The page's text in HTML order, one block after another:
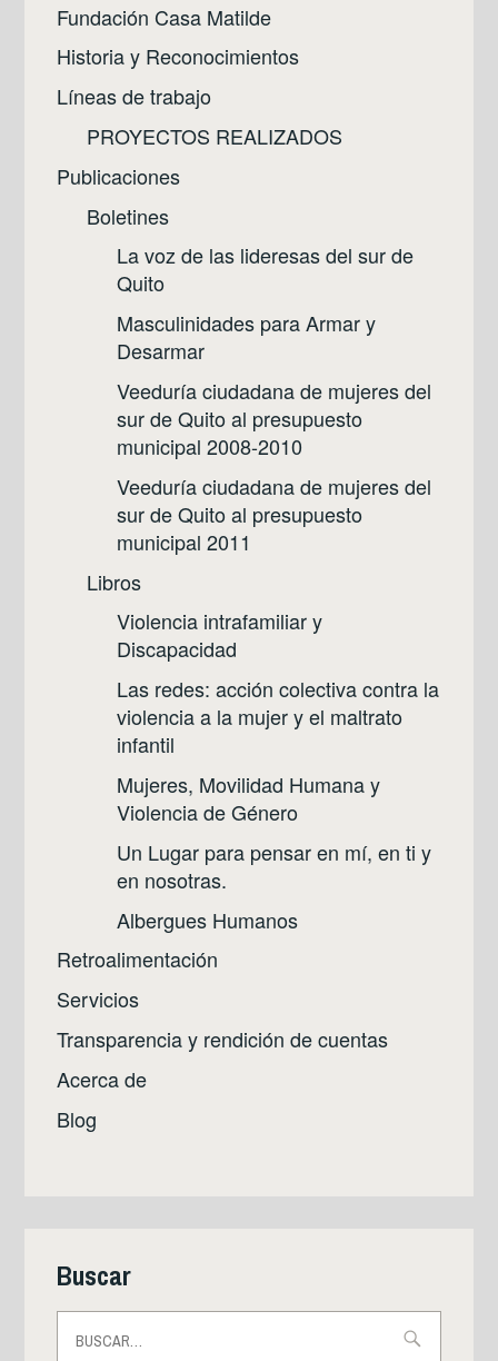
Fundación Casa Matilde
Historia y Reconocimientos
Líneas de trabajo
PROYECTOS REALIZADOS
Publicaciones
Boletines
La voz de las lideresas del sur de
Quito
Masculinidades para Armar y
Desarmar
Veeduría ciudadana de mujeres del
sur de Quito al presupuesto
municipal 2008-2010
Veeduría ciudadana de mujeres del
sur de Quito al presupuesto
municipal 2011
Libros
Violencia intrafamiliar y
Discapacidad
Las redes: acción colectiva contra la
violencia a la mujer y el maltrato
infantil
Mujeres, Movilidad Humana y
Violencia de Género
Un Lugar para pensar en mí, en ti y
en nosotras.
Albergues Humanos
Retroalimentación
Servicios
Transparencia y rendición de cuentas
Acerca de
Blog
Buscar